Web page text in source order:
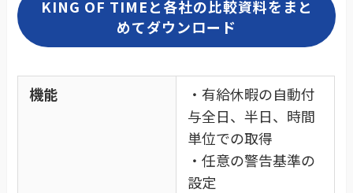
KING OF TIMEと各社の比較資料をまと
めてダウンロード
機能
・有給休暇の自動付
与全日、半日、時間
単位での取得
・任意の警告基準の
設定